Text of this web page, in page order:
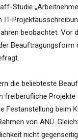
Studie
beobachtet. Vor
Beauftragungsform
die beliebteste
freiberufliche
Festanstellung beim
von ANÜ.
nicht